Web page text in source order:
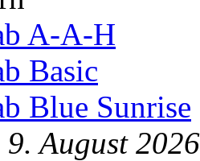
A-A-H
Basic
Blue Sunrise
9. August